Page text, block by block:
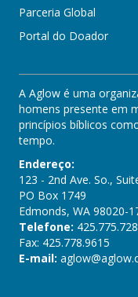
Parceria Global
Portal do Doador
A Aglow é uma
homens presente em
princípios bíblicos
tempo.
Endereço:
123 - 2nd Ave. So.,
PO Box 1749
Edmonds, WA 98020-
Telefone:
Fax: 425.778.9615
E-mail: